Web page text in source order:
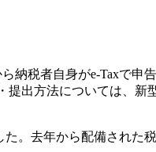
税者自身がe-Taxで申
提出方法については、新
。去年から配備された